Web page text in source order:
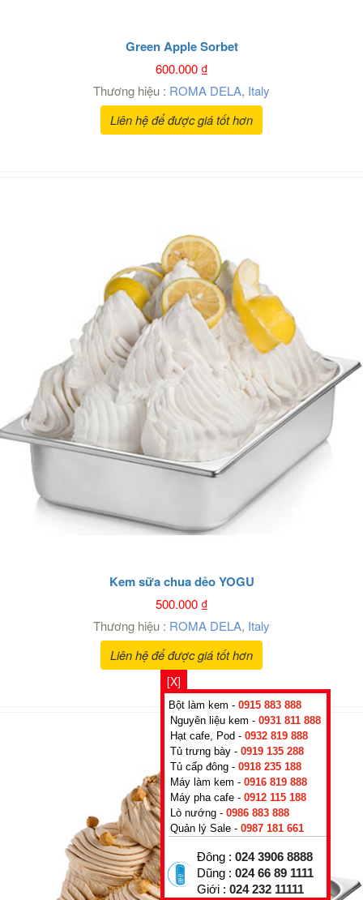
Green Apple Sorbet
600.000₫
Thương hiệu : ROMA DELA, Italy
Liên hệ để được giá tốt hơn
Kem sữa chua dẻo YOGU
500.000₫
Thương hiệu : ROMA DELA, Italy
Liên hệ để được giá tốt hơn
[X]
Bột làm kem - 0915 883 888
Nguyên liệu kem - 0931 811 888
Hạt cafe, Pod - 0932 819 888
Tủ trưng bày - 0919 135 288
Tủ cấp đông - 0918 235 188
Máy làm kem - 0916 819 888
Máy pha cafe - 0912 115 188
Lò nướng - 0986 883 888
Quản lý Sale - 0987 181 661
Đông : 024 3906 8888
Dũng : 024 66 89 1111
Giới : 024 232 11111